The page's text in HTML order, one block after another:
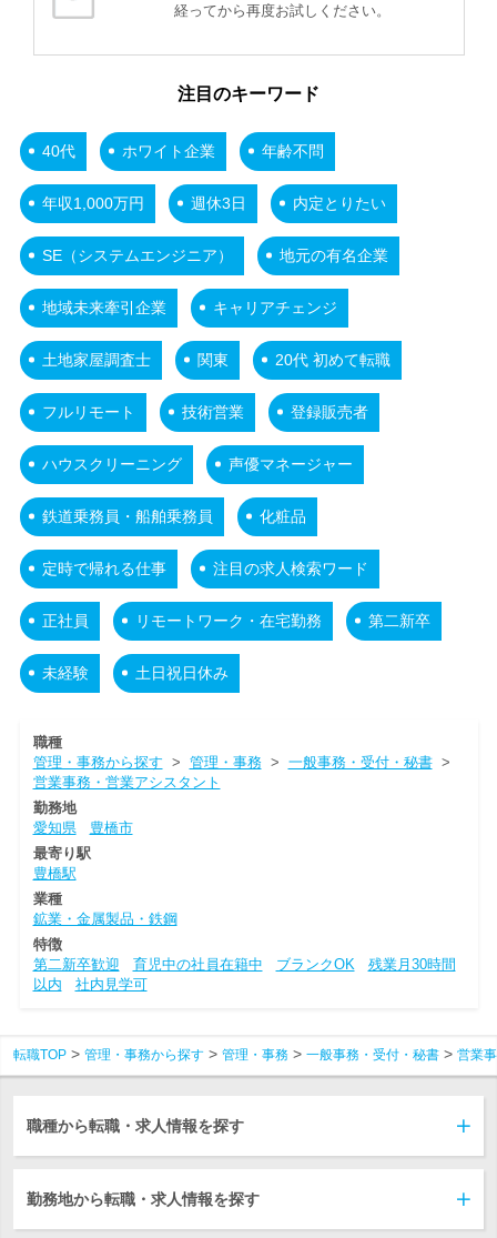
経ってから再度お試しください。
注目のキーワード
40代 ホワイト企業 年齢不問
年収1,000万円 週休3日 内定とりたい
SE（システムエンジニア） 地元の有名企業
地域未来牽引企業 キャリアチェンジ
土地家屋調査士 関東 20代 初めて転職
フルリモート 技術営業 登録販売者
ハウスクリーニング 声優マネージャー
鉄道乗務員・船舶乗務員 化粧品
定時で帰れる仕事 注目の求人検索ワード
正社員 リモートワーク・在宅勤務 第二新卒
未経験 土日祝日休み
職種
管理・事務から探す > 管理・事務> 一般事務・受付・秘書>
営業事務・営業アシスタント
勤務地
愛知県
豊橋市
最寄り駅
豊橋駅
業種
鉱業・金属製品・鉄鋼
特徴
第二新卒歓迎
育児中の社員在籍中 ブランクOK
残業月30時間
以内
社内見学可
転職TOP 管理・事務から探す 管理・事務 一般事務・受付・秘書 営業
職種から転職・求人情報を探す
勤務地から転職・求人情報を探す